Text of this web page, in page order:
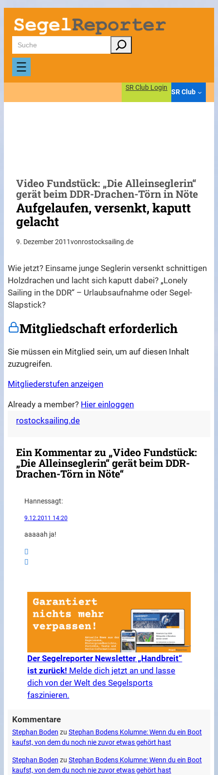
Zum
Inhalt
springen
Suchen
SR Club Login
SR Club
Video Fundstück: „Die Alleinseglerin“
gerät beim DDR-Drachen-Törn in Nöte
Aufgelaufen, versenkt, kaputt
gelacht
9. Dezember 2011vonrostocksailing.de
Wie jetzt? Einsame junge Seglerin versenkt schnittigen
Holzdrachen und lacht sich kaputt dabei? „Lonely
Sailing in the DDR“ – Urlaubsaufnahme oder Segel-
Slapstick?
Mitgliedschaft erforderlich
Sie müssen ein Mitglied sein, um auf diesen Inhalt
zuzugreifen.
Mitgliederstufen anzeigen
Already a member? Hier einloggen
rostocksailing.de
Ein Kommentar zu „Video Fundstück:
„Die Alleinseglerin“ gerät beim DDR-
Drachen-Törn in Nöte“
Hannessagt:
9.12.2011 14:20
aaaaah ja!
Der Segelreporter Newsletter „Handbreit“
ist zurück! Melde dich jetzt an und lasse
dich von der Welt des Segelsports
faszinieren.
Kommentare
Stephan Boden zu Stephan Bodens Kolumne: Wenn du ein Boot
kaufst, von dem du noch nie zuvor etwas gehört hast
Stephan Boden zu Stephan Bodens Kolumne: Wenn du ein Boot
kaufst, von dem du noch nie zuvor etwas gehört hast